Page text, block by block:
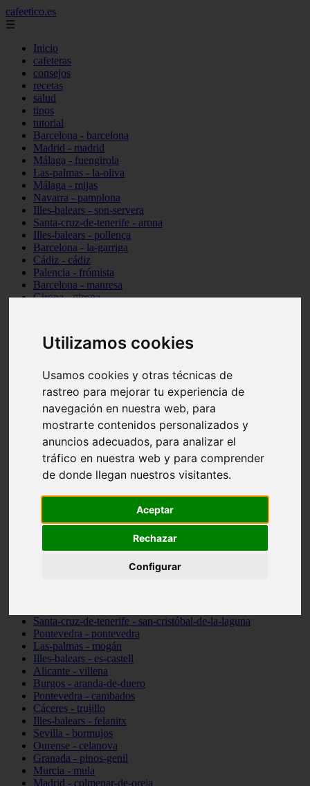
Utilizamos cookies
Usamos cookies y otras técnicas de
rastreo para mejorar tu experiencia de
navegación en nuestra web, para
mostrarte contenidos personalizados y
anuncios adecuados, para analizar el
tráfico en nuestra web y para comprender
de donde llegan nuestros visitantes.
Aceptar
Rechazar
Configurar
cafeetico.es
☰
Inicio
cafeteras
consejos
recetas
salud
tipos
tutorial
Barcelona - barcelona
Madrid - madrid
Málaga - fuengirola
Las-palmas - la-oliva
Málaga - mijas
Navarra - pamplona
Illes-balears - son-servera
Santa-cruz-de-tenerife - arona
Illes-balears - pollença
Barcelona - la-garriga
Cádiz - cádiz
Palencia - frómista
Barcelona - manresa
Girona - girona
Valencia - valencia
Málaga - nerja
A-coruña - santiago-de-compostela
Tarragona - tarragona
Asturias - gijón
Girona - figueres
Madrid - leganés
Almería - roquetas-de-mar
Girona - tossa-de-mar
Barcelona - sant-cugat-del-vallès
Alicante - l39alfàs-del-pi
Barcelona - vilanova-i-la-geltrú
Illes-balears - alcúdia
Illes-balears - sant-antoni-de-portmany
Santa-cruz-de-tenerife - san-cristóbal-de-la-laguna
Pontevedra - pontevedra
Las-palmas - mogán
Illes-balears - es-castell
Alicante - villena
Burgos - aranda-de-duero
Pontevedra - cambados
Cáceres - trujillo
Illes-balears - felanitx
Sevilla - bormujos
Ourense - celanova
Granada - pinos-genil
Murcia - mula
Madrid - colmenar-de-oreja